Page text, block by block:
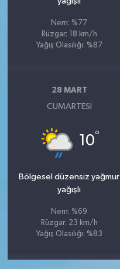
Nem: %77
Rüzgar: 18 km/h
Yağış Olasılığı: %87
28 MART
CUMARTESI
10°
Bölgesel düzensiz yağmur
yağışlı
Nem: %69
Rüzgar: 23 km/h
Yağış Olasılığı: %83